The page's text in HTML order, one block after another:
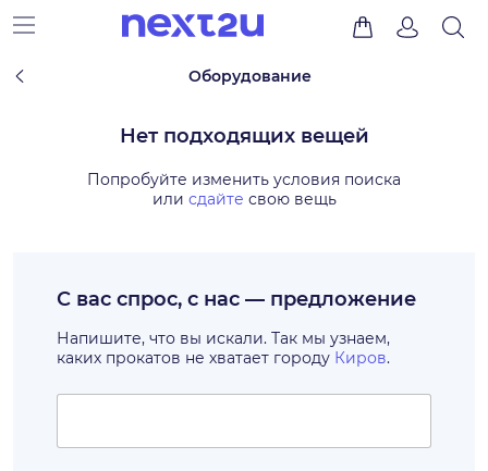
Оборудование
Нет подходящих вещей
Попробуйте изменить условия поиска
или сдайте свою вещь
С вас спрос, с нас — предложение
Напишите, что вы искали. Так мы узнаем,
каких прокатов не хватает городу Киров.